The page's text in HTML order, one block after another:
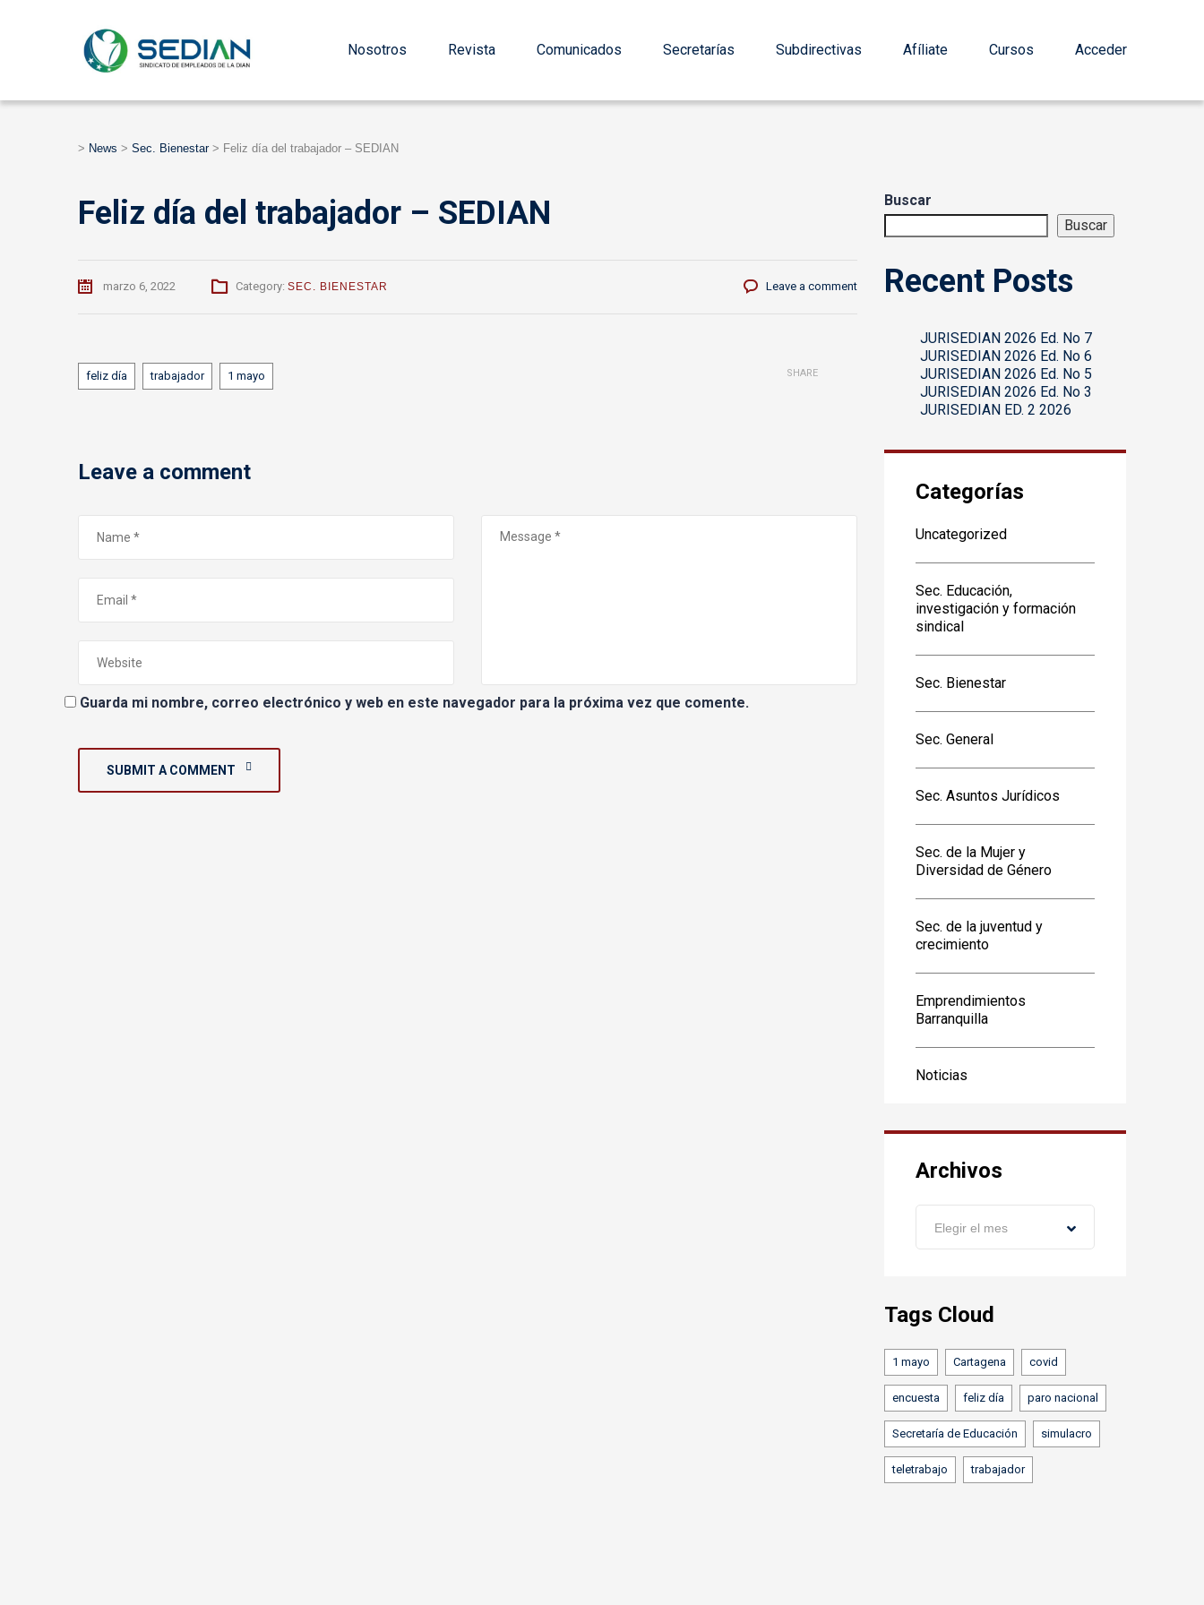
Nosotros Revista Comunicados Secretarías Subdirectivas Afíliate Cursos Acceder
> News > Sec. Bienestar> Feliz día del trabajador – SEDIAN
Feliz día del trabajador – SEDIAN
marzo 6, 2022 Category: SEC. BIENESTAR Leave a comment
Tags
feliz día trabajador 1 mayo SHARE
Leave a comment
Guarda mi nombre, correo electrónico y web en este navegador para la próxima vez que comente.
SUBMIT A COMMENT
Buscar
Buscar
Recent Posts
JURISEDIAN 2026 Ed. No 7
JURISEDIAN 2026 Ed. No 6
JURISEDIAN 2026 Ed. No 5
JURISEDIAN 2026 Ed. No 3
JURISEDIAN ED. 2 2026
Categorías
Uncategorized
Sec. Educación,
investigación y formación
sindical
Sec. Bienestar
Sec. General
Sec. Asuntos Jurídicos
Sec. de la Mujer y
Diversidad de Género
Sec. de la juventud y
crecimiento
Emprendimientos
Barranquilla
Noticias
Archivos
Archivos
Elegir el mes
Tags Cloud
1 mayo Cartagena covid
encuesta feliz día paro nacional
Secretaría de Educación simulacro
teletrabajo trabajador